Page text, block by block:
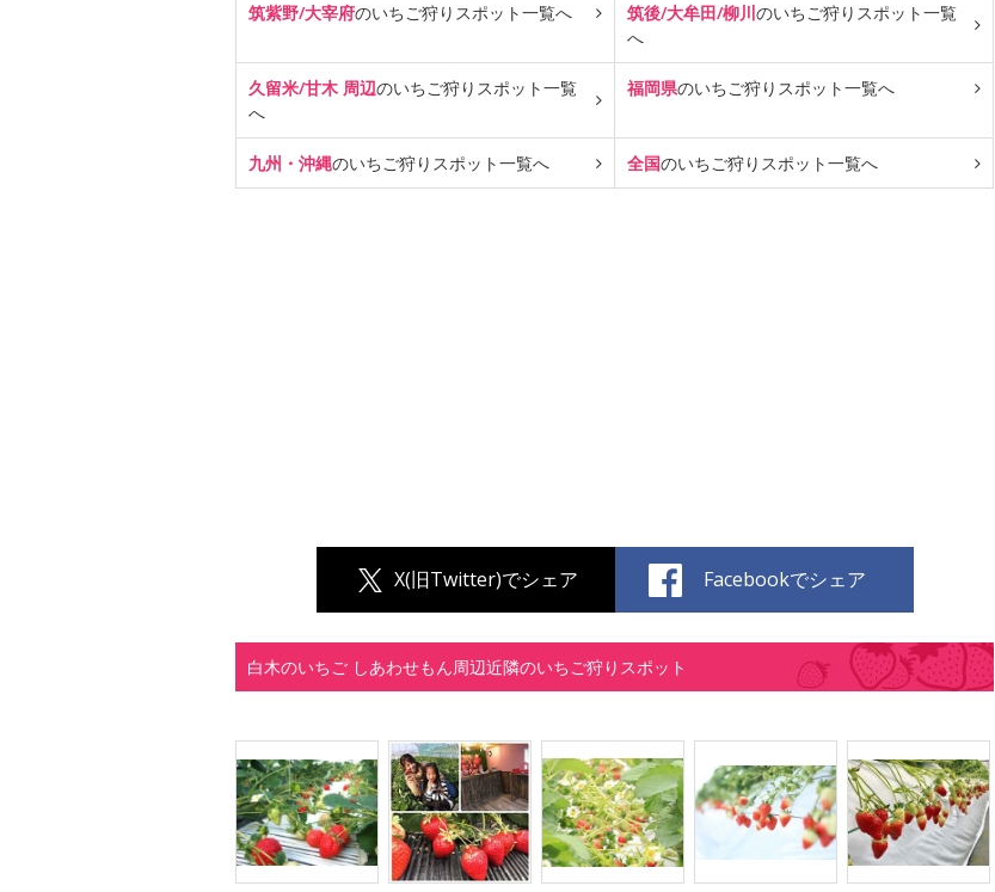
筑紫野/大宰府のいちご狩り スポット一覧へ 筑後/大牟田/柳川 のいちご狩り スポット一覧
へ
久留米/甘木 周辺のいちご狩り スポット一覧
へ
福岡県のいちご狩り スポット一覧へ
九州・沖縄のいちご狩り スポット一覧へ 全国のいちご狩り スポット一覧へ
X(旧Twitter)でシェア Facebookでシェア
白木のいちご しあわせもん周辺近隣のいちご狩りスポット